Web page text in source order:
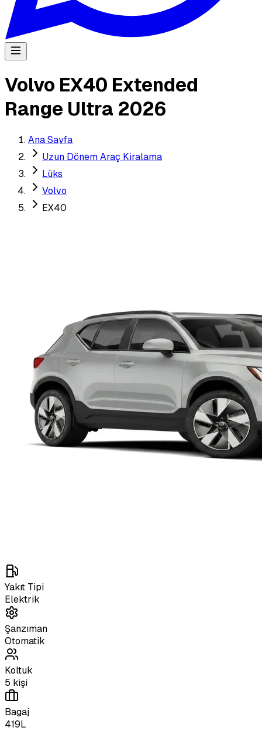
Volvo EX40 Extended
Range Ultra 2026
Ana Sayfa
Uzun Dönem Araç Kiralama
Lüks
Volvo
EX40
Yakıt Tipi
Elektrik
Şanzıman
Otomatik
Koltuk
5 kişi
Bagaj
419L